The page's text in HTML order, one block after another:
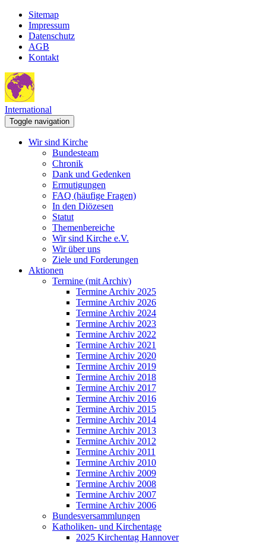
Sitemap
Impressum
Datenschutz
AGB
Kontakt
International
Toggle navigation
Wir sind Kirche
Bundesteam
Chronik
Dank und Gedenken
Ermutigungen
FAQ (häufige Fragen)
In den Diözesen
Statut
Themenbereiche
Wir sind Kirche e.V.
Wir über uns
Ziele und Forderungen
Aktionen
Termine (mit Archiv)
Termine Archiv 2025
Termine Archiv 2026
Termine Archiv 2024
Termine Archiv 2023
Termine Archiv 2022
Termine Archiv 2021
Termine Archiv 2020
Termine Archiv 2019
Termine Archiv 2018
Termine Archiv 2017
Termine Archiv 2016
Termine Archiv 2015
Termine Archiv 2014
Termine Archiv 2013
Termine Archiv 2012
Termine Archiv 2011
Termine Archiv 2010
Termine Archiv 2009
Termine Archiv 2008
Termine Archiv 2007
Termine Archiv 2006
Bundesversammlungen
Katholiken- und Kirchentage
2025 Kirchentag Hannover